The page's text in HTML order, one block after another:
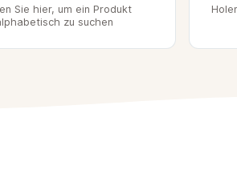
Sie hier, um ein Produkt
zu suchen